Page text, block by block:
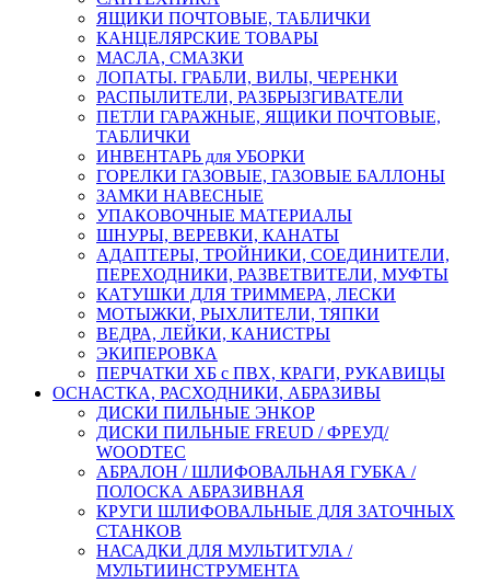
ЯЩИКИ ПОЧТОВЫЕ, ТАБЛИЧКИ
КАНЦЕЛЯРСКИЕ ТОВАРЫ
МАСЛА, СМАЗКИ
ЛОПАТЫ. ГРАБЛИ, ВИЛЫ, ЧЕРЕНКИ
РАСПЫЛИТЕЛИ, РАЗБРЫЗГИВАТЕЛИ
ПЕТЛИ ГАРАЖНЫЕ, ЯЩИКИ ПОЧТОВЫЕ,
ТАБЛИЧКИ
ИНВЕНТАРЬ для УБОРКИ
ГОРЕЛКИ ГАЗОВЫЕ, ГАЗОВЫЕ БАЛЛОНЫ
ЗАМКИ НАВЕСНЫЕ
УПАКОВОЧНЫЕ МАТЕРИАЛЫ
ШНУРЫ, ВЕРЕВКИ, КАНАТЫ
АДАПТЕРЫ, ТРОЙНИКИ, СОЕДИНИТЕЛИ,
ПЕРЕХОДНИКИ, РАЗВЕТВИТЕЛИ, МУФТЫ
КАТУШКИ ДЛЯ ТРИММЕРА, ЛЕСКИ
МОТЫЖКИ, РЫХЛИТЕЛИ, ТЯПКИ
ВЕДРА, ЛЕЙКИ, КАНИСТРЫ
ЭКИПЕРОВКА
ПЕРЧАТКИ ХБ с ПВХ, КРАГИ, РУКАВИЦЫ
ОСНАСТКА, РАСХОДНИКИ, АБРАЗИВЫ
ДИСКИ ПИЛЬНЫЕ ЭНКОР
ДИСКИ ПИЛЬНЫЕ FREUD / ФРЕУД/
WOODTEC
АБРАЛОН / ШЛИФОВАЛЬНАЯ ГУБКА /
ПОЛОСКА АБРАЗИВНАЯ
КРУГИ ШЛИФОВАЛЬНЫЕ ДЛЯ ЗАТОЧНЫХ
СТАНКОВ
НАСАДКИ ДЛЯ МУЛЬТИТУЛА /
МУЛЬТИИНСТРУМЕНТА